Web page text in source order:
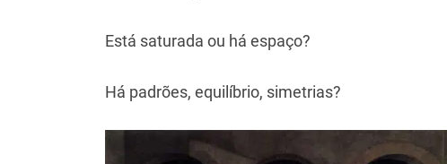
Está saturada ou há espaço?
Há padrões, equilíbrio, simetrias?